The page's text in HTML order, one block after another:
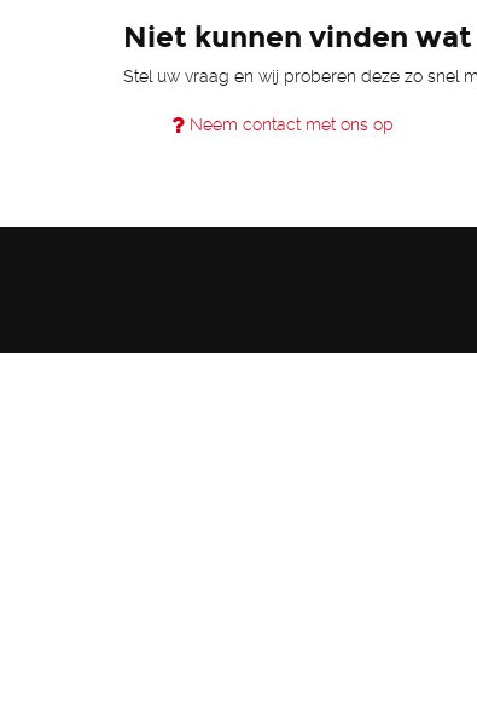
Niet kunnen vinden
Stel uw vraag en wij proberen deze zo snel
Neem contact met ons op